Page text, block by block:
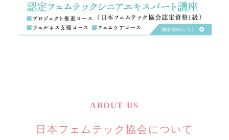
ABOUT US
日本フェムテック協会について